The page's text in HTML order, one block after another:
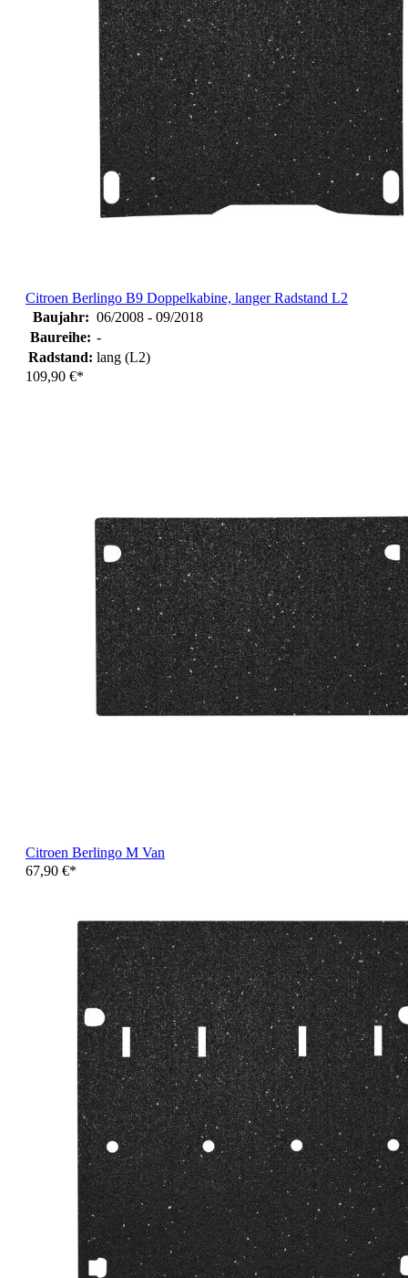
Citroen Berlingo B9 Doppelkabine, langer Radstand L2
Baujahr: 06/2008 - 09/2018
Baureihe: -
Radstand: lang (L2)
109,90 €*
Citroen Berlingo M Van
67,90 €*